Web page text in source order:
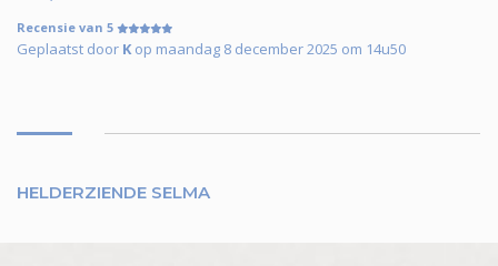
Recensie van 5
Geplaatst door K op maandag 8 december 2025 om 14u50
HELDERZIENDE SELMA